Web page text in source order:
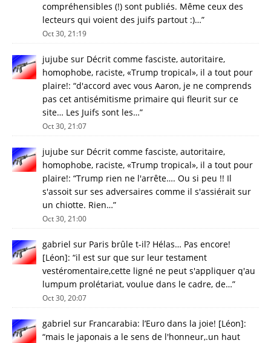
compréhensibles (!) sont publiés. Même ceux des
lecteurs qui voient des juifs partout :)…”
Oct 30, 21:19
jujube sur Décrit comme fasciste, autoritaire,
homophobe, raciste, «Trump tropical», il a tout pour
plaire!: “d'accord avec vous Aaron, je ne comprends
pas cet antisémitisme primaire qui fleurit sur ce
site… Les Juifs sont les…”
Oct 30, 21:07
jujube sur Décrit comme fasciste, autoritaire,
homophobe, raciste, «Trump tropical», il a tout pour
plaire!: “Trump rien ne l'arrête…. Ou si peu !! Il
s'assoit sur ses adversaires comme il s'assiérait sur
un chiotte. Rien…”
Oct 30, 21:00
gabriel sur Paris brûle t-il? Hélas… Pas encore!
[Léon]: “il est sur que sur leur testament
vestéromentaire,cette ligné ne peut s'appliquer q'au
lumpum prolétariat, voulue dans le cadre, de…”
Oct 30, 20:07
gabriel sur Francarabia: l’Euro dans la joie! [Léon]:
“mais le japonais a le sens de l'honneur,.un haut